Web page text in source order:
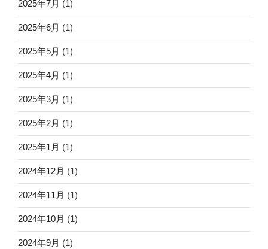
2025年7月 (1)
2025年6月 (1)
2025年5月 (1)
2025年4月 (1)
2025年3月 (1)
2025年2月 (1)
2025年1月 (1)
2024年12月 (1)
2024年11月 (1)
2024年10月 (1)
2024年9月 (1)